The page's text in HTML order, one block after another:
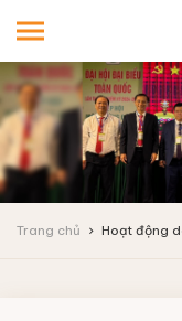
Trang chủ Hoạt động